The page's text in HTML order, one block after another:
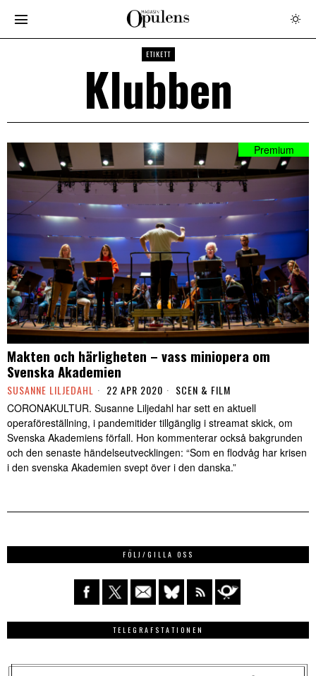
ETIKETT
Klubben
Makten och härligheten – vass miniopera om
Svenska Akademien
SUSANNE LILJEDAHL 22 APR 2020 SCEN & FILM
CORONAKULTUR. Susanne Liljedahl har sett en aktuell
operaföreställning, i pandemitider tillgänglig i streamat skick, om
Svenska Akademiens förfall. Hon kommenterar också bakgrunden
och den senaste händelseutvecklingen: “Som en flodvåg har krisen
i den svenska Akademien svept över i den danska.”
FÖLJ/GILLA OSS
TELEGRAFSTATIONEN